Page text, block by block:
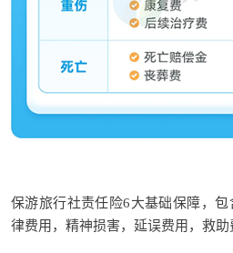
保游旅行社责任险6大基础保障，
律费用，精神损害，延误费用，救助